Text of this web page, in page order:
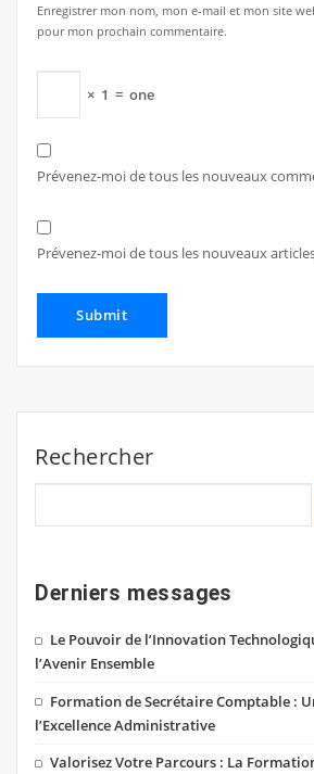
Enregistrer mon nom, mon e-mail et mon site
pour mon prochain commentaire.
× 1 = one
Prévenez-moi de tous les nouveaux
Prévenez-moi de tous les nouveaux
Rechercher
Derniers messages
Le Pouvoir de l’Innovation
l’Avenir Ensemble
Formation de Secrétaire Comptable :
l’Excellence Administrative
Valorisez Votre Parcours : La